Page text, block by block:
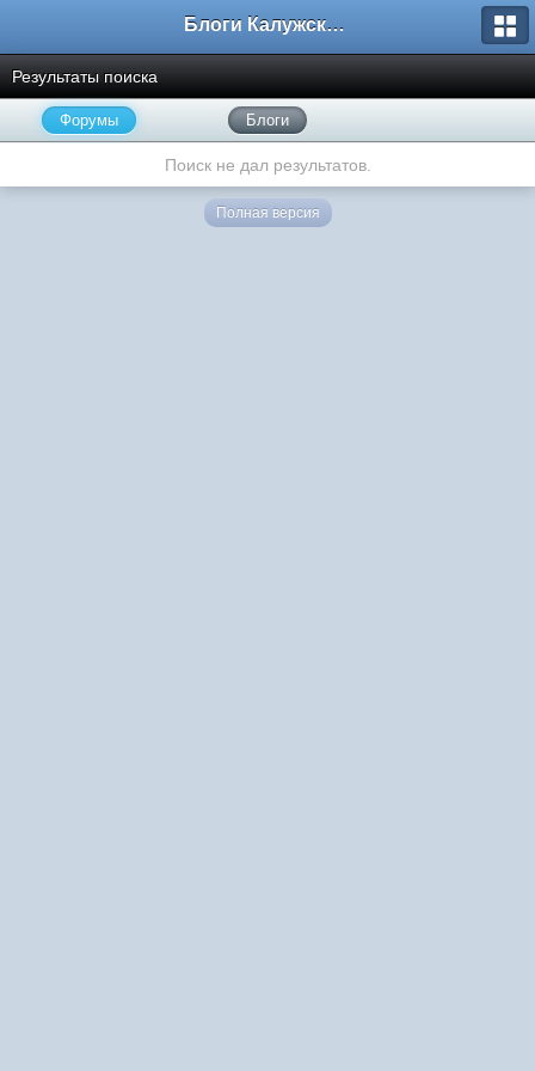
Блоги Калужского перекрестка
Результаты поиска
Форумы Блоги
Поиск не дал результатов.
Полная версия